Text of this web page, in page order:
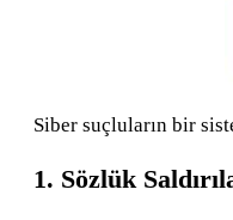
Siber suçluların bir
1. Sözlük